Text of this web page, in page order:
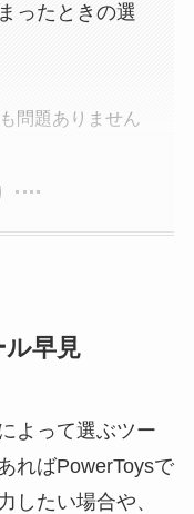
ったときの選
問題ありません
ル早見
よって選ぶツー
ればPowerToysで
したい場合や、